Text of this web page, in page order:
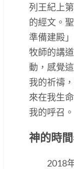
列王紀上
的經文。
準備建殿
牧師的講
動，感覺
我的祈禱
來在我生
我的呼召。
神的時
2018年